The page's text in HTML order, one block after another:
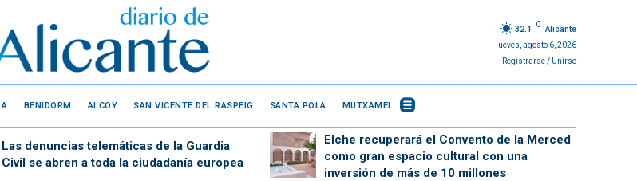
32.1
C
Alicante
jueves, agosto 6, 2026
Registrarse / Unirse
BENIDORM ALCOY SAN VICENTE DEL RASPEIG SANTA POLA MUTXAMEL
Las denuncias telemáticas de la Guardia
Civil se abren a toda la ciudadanía europea
Elche recuperará el Convento de la Merced
como gran espacio cultural con una
inversión de más de 10 millones